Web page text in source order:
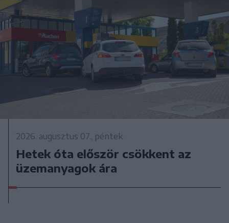
2026. augusztus 07., péntek
Hetek óta először csökkent az
üzemanyagok ára